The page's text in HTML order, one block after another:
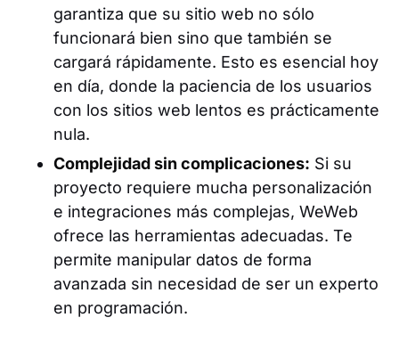
garantiza que su sitio web no sólo
funcionará bien sino que también se
cargará rápidamente. Esto es esencial hoy
en día, donde la paciencia de los usuarios
con los sitios web lentos es prácticamente
nula.
Complejidad sin complicaciones: Si su
proyecto requiere mucha personalización
e integraciones más complejas, WeWeb
ofrece las herramientas adecuadas. Te
permite manipular datos de forma
avanzada sin necesidad de ser un experto
en programación.